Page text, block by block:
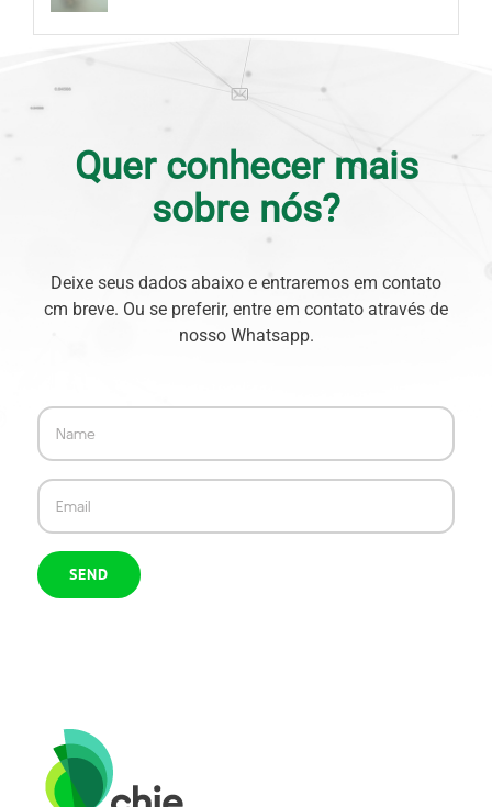
Quer conhecer mais
sobre nós?
Deixe seus dados abaixo e entraremos em contato
cm breve. Ou se preferir, entre em contato através de
nosso Whatsapp.